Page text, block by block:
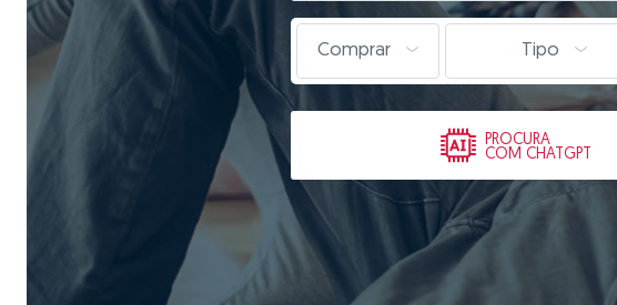
Comprar Tipo
PROCURA
COM CHATGPT